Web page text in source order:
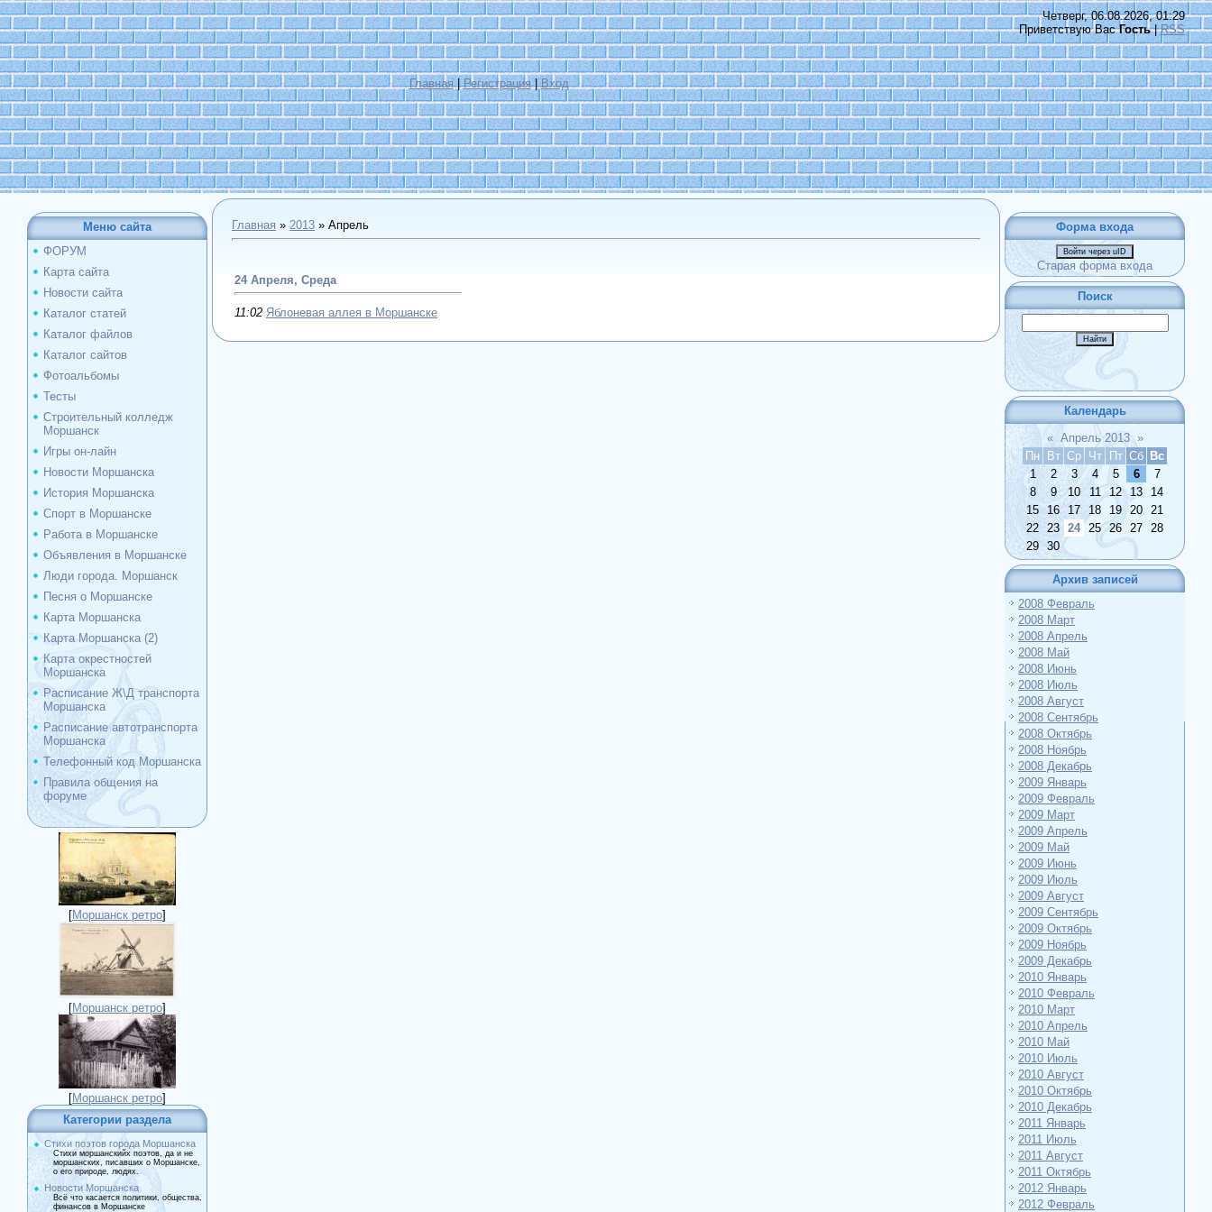
Главная|Регистрация|Вход
Четверг, 06.08.2026, 01:29
Приветствую Вас Гость|RSS
Меню сайта
ФОРУМ
Карта сайта
Новости сайта
Каталог статей
Каталог файлов
Каталог сайтов
Фотоальбомы
Тесты
Строительный колледж
Моршанск
Игры он-лайн
Новости Моршанска
История Моршанска
Спорт в Моршанске
Работа в Моршанске
Объявления в Моршанске
Люди города. Моршанск
Песня о Моршанске
Карта Моршанска
Карта Моршанска (2)
Карта окрестностей
Моршанска
Расписание Ж\Д транспорта
Моршанска
Расписание автотранспорта
Моршанска
Телефонный код Моршанска
Правила общения на
форуме
[Моршанск ретро]
[Моршанск ретро]
[Моршанск ретро]
Категории раздела
Стихи поэтов города Моршанска
Стихи моршанскийх поэтов, да и не
моршанских, писавших о Моршанске,
о его природе, людях.
Новости Моршанска
Всё что касается политики, общества,
финансов в Моршанске
Главная » 2013 » Апрель
24 Апреля, Среда
11:02 Яблоневая аллея в Моршанске
Форма входа
Войти через uID
Старая форма входа
Поиск
Календарь
« Апрель 2013 »
Пн
Вт Ср Чт Пт Сб Вс
1
2 3 4 5 6
7
8
9 10 11 12 13
14
15
16 17 18 19 20 21
22 23 24 25 26 27 28
29 30
Архив записей
2008 Февраль
2008 Март
2008 Апрель
2008 Май
2008 Июнь
2008 Июль
2008 Август
2008 Сентябрь
2008 Октябрь
2008 Ноябрь
2008 Декабрь
2009 Январь
2009 Февраль
2009 Март
2009 Апрель
2009 Май
2009 Июнь
2009 Июль
2009 Август
2009 Сентябрь
2009 Октябрь
2009 Ноябрь
2009 Декабрь
2010 Январь
2010 Февраль
2010 Март
2010 Апрель
2010 Май
2010 Июль
2010 Август
2010 Октябрь
2010 Декабрь
2011 Январь
2011 Июль
2011 Август
2011 Октябрь
2012 Январь
2012 Февраль